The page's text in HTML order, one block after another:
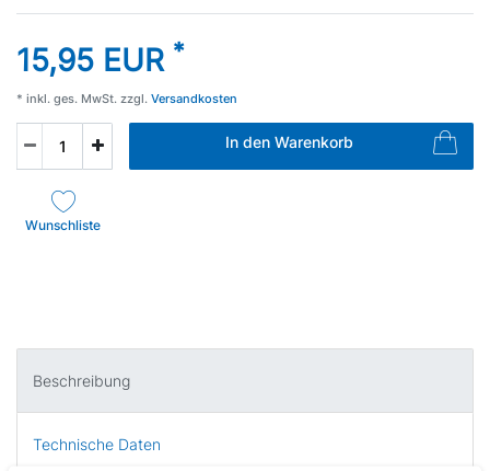
15,95 EUR *
* inkl. ges. MwSt. zzgl. Versandkosten
In den Warenkorb
Wunschliste
Beschreibung
Technische Daten